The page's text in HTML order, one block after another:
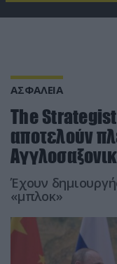
ΑΣΦΑΛΕΙΑ
The
αποτελούν
Έχουν
«μπλοκ»